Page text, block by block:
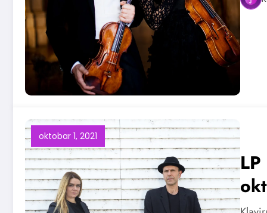
oktobar 1, 2021